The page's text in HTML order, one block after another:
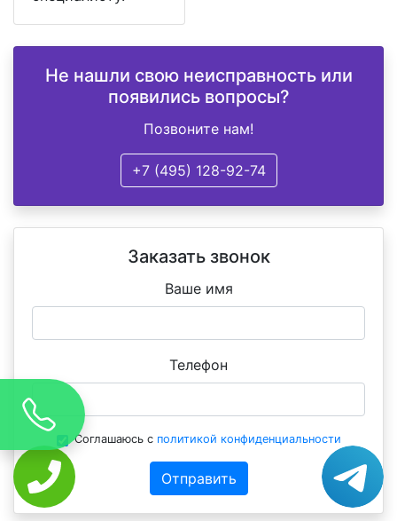
Не нашли свою неисправность или
появились вопросы?
Позвоните нам!
+7 (495) 128-92-74
Заказать звонок
Ваше имя
Телефон
Соглашаюсь с политикой конфиденциальности
Отправить